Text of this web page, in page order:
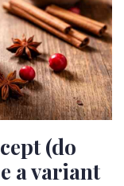
(do
a variant